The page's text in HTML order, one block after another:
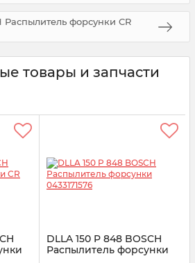
Распылитель форсунки CR
товары и запчасти
DLLA 150 P 848 BOSCH
Распылитель форсунки